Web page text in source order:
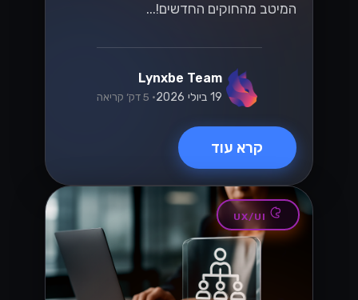
המיטב מהחוקים החדשים!...
Lynxbe Team
19 ביולי 2026 • 5 דק׳ קריאה
קרא עוד
UX/UI